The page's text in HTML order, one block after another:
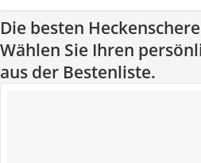
Die besten
Wählen Sie Ihren
aus der Bestenliste.